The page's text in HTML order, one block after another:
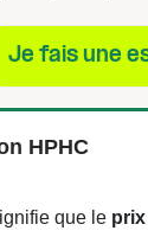
Je fais une
HPHC
que le